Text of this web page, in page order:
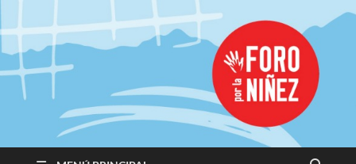
Promoviendo
Derechos,
Construimos
Igualdad